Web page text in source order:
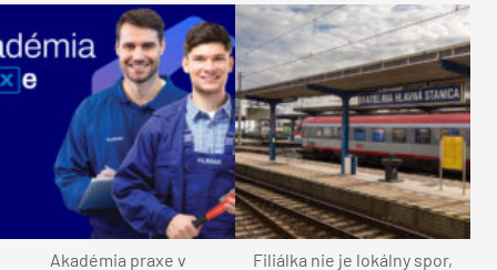
Akadémia praxe v
Filiálka nie je lokálny spor,